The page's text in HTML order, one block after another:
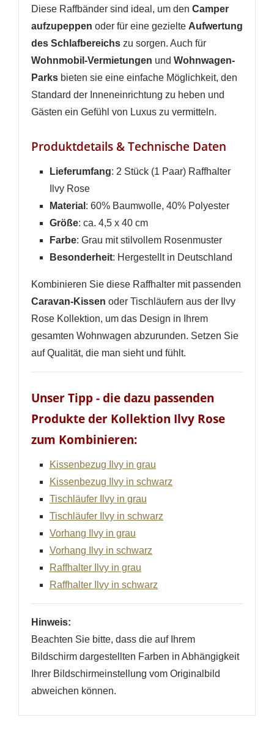
Diese Raffbänder sind ideal, um den Camper
aufzupeppen oder für eine gezielte Aufwertung
des Schlafbereichs zu sorgen. Auch für
Wohnmobil-Vermietungen und Wohnwagen-
Parks bieten sie eine einfache Möglichkeit, den
Standard der Inneneinrichtung zu heben und
Gästen ein Gefühl von Luxus zu vermitteln.
Produktdetails & Technische Daten
Lieferumfang: 2 Stück (1 Paar) Raffhalter
Ilvy Rose
Material : 60% Baumwolle, 40% Polyester
Größe: ca. 4,5 x 40 cm
Farbe: Grau mit stilvollem Rosenmuster
Besonderheit: Hergestellt in Deutschland
Kombinieren Sie diese Raffhalter mit passenden
Caravan-Kissen oder Tischläufern aus der Ilvy
Rose Kollektion, um das Design in Ihrem
gesamten Wohnwagen abzurunden. Setzen Sie
auf Qualität, die man sieht und fühlt.
Unser Tipp - die dazu passenden
Produkte der Kollektion Ilvy Rose
zum Kombinieren:
Kissenbezug Ilvy in grau
Kissenbezug Ilvy in schwarz
Tischläufer Ilvy in grau
Tischläufer Ilvy in schwarz
Vorhang Ilvy in grau
Vorhang Ilvy in schwarz
Raffhalter Ilvy in grau
Raffhalter Ilvy in schwarz
Hinweis:
Beachten Sie bitte, dass die auf Ihrem
Bildschirm dargestellten Farben in Abhängigkeit
Ihrer Bildschirmeinstellung vom Originalbild
abweichen können.